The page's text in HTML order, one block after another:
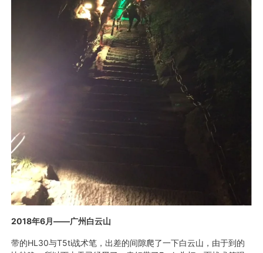
2018年6月——广州白云山
带的HL30与T5ti战术笔，出差的间隙爬了一下白云山，由于到的